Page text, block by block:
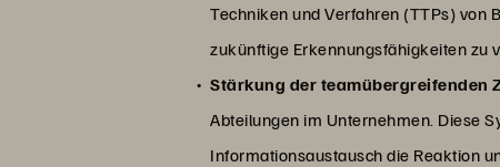
Techniken und Verfahren (TTPs) von
zukünftige Erkennungsfähigkeiten zu
Stärkung der teamübergreifenden
Abteilungen im Unternehmen. Diese
Informationsaustausch die Reaktion